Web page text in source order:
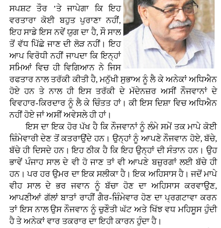
ਸਪਸ਼ਟ ਤੌਰ ’ਤੇ ਜਾਪੇਗਾ ਕਿ ਇਹ
ਵਰਤਾਰਾ ਕੋਈ ਬਹੁਤ ਪੁਰਾਣਾ ਨਹੀਂ,
ਇਹ ਸਾਡੇ ਇਸ ਨਵੇਂ ਯੁਗ ਦਾ ਹੈ, ਸੌ ਸਾਲ
ਤੋਂ ਵੱਧ ਪਿੱਛੇ ਜਾਣ ਦੀ ਲੋੜ ਨਹੀਂ। ਇਹ
ਆਪ ਵਿਰੋਧੀ ਨਹੀਂ ਜਾਪਦਾ ਕਿ ਇਨ੍ਹਾਂ
ਸਮਿਆਂ ਵਿਚ ਹੀ ਵਿਗਿਆਨ ਨੇ ਜਿਸ
ਰਫਤਾਰ ਨਾਲ ਤਰੱਕੀ ਕੀਤੀ ਹੈ, ਮਨੁੱਖੀ ਸੁਭਾਅ ਨੂੰ ਲੈ ਕੇ ਅਨੇਕਾਂ ਅਧਿਐਨ
ਹੋਏ ਹਨ ਤੇ ਨਾਲ ਹੀ ਇਸ ਤਰੱਕੀ ਦੇ ਮੱਦੇਨਜ਼ਰ ਅਸੀਂ ਨੌਜਵਾਨਾਂ ਦੇ
ਵਿਵਹਾਰ-ਕਿਰਦਾਰ ਨੂੰ ਲੈ ਕੇ ਚਿੰਤਤ ਹਾਂ। ਕੀ ਇਸ ਦਿਸ਼ਾ ਵਿਚ ਅਧਿਐਨ
ਨਹੀਂ ਹੋਏ ਜਾਂ ਅਸੀਂ ਅਵੇਸਲੇ ਹੀ ਹਾਂ।
ਇਸ ਦਾ ਇਕ ਹੋਰ ਪੱਖ ਹੈ ਕਿ ਨੌਜਵਾਨਾਂ ਨੂੰ ਲੰਮੇ ਸਮੇਂ ਤਕ ਮਾਪੇ ਕੋਈ
ਜ਼ਿੰਮੇਵਾਰੀ ਦੇਣ ਤੋਂ ਕਤਰਾਉਂਦੇ ਹਨ। ਉਨ੍ਹਾਂ ਨੂੰ ਆਪਣੇ ਨੌਜਵਾਨ ਹੋਏ, ਬੱਚੇ,
ਬੱਚੇ ਹੀ ਦਿਸਦੇ ਹਨ। ਇਹ ਠੀਕ ਹੈ ਕਿ ਇਹ ਉਨ੍ਹਾਂ ਦੀ ਸੰਤਾਨ ਹਨ। ਉਹ
ਭਾਵੇਂ ਪੰਜਾਹ ਸਾਲ ਦੇ ਵੀ ਹੋ ਜਾਣ ਤਾਂ ਵੀ ਆਪਣੇ ਬਜ਼ੁਰਗਾਂ ਲਈ ਬੱਚੇ ਹੀ
ਹਨ। ਪਰ ਹਰ ਉਮਰ ਦਾ ਇਕ ਸਲੀਕਾ ਹੈ। ਇਕ ਅਹਿਸਾਸ ਹੈ। ਜਦੋਂ ਮਾਪੇ
ਵੀਹ ਸਾਲ ਦੇ ਭਰ ਜਵਾਨ ਨੂੰ ਬੱਚਾ ਹੋਣ ਦਾ ਅਹਿਸਾਸ ਕਰਵਾਉਣ,
ਆਪਣੀਆਂ ਗੱਲਾਂ ਬਾਤਾਂ ਰਾਹੀਂ ਗੈਰ-ਜ਼ਿੰਮੇਵਾਰ ਹੋਣ ਦਾ ਪ੍ਰਗਟਾਵਾ ਕਰਨ
ਤਾਂ ਇਸ ਨਾਲ ਉਸ ਨੌਜਵਾਨ ਨੂੰ ਚੁਣੌਤੀ ਘੱਟ ਅਤੇ ਖਿੱਝ ਵਧ ਮਹਿਸੂਸ ਹੁੰਦੀ
ਹੈ ਤੇ ਅਨੇਕਾਂ ਵਾਰ ਤਕਰਾਰ ਦਾ ਇਹੀ ਕਾਰਨ ਹੁੰਦਾ ਹੈ।